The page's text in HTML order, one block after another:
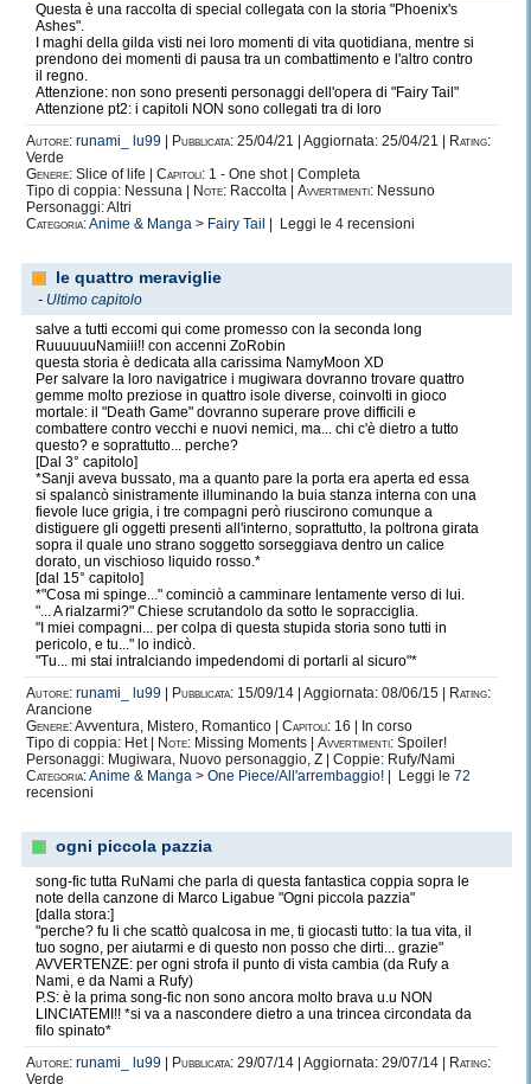
Questa è una raccolta di special collegata con la storia "Phoenix's
Ashes".
I maghi della gilda visti nei loro momenti di vita quotidiana, mentre si
prendono dei momenti di pausa tra un combattimento e l'altro contro
il regno.
Attenzione: non sono presenti personaggi dell'opera di "Fairy Tail"
Attenzione pt2: i capitoli NON sono collegati tra di loro
Autore: runami_ lu99 Pubblicata: 25/04/21 | Aggiornata: 25/04/21 |
Rating:
Verde
Genere: Slice of life | Capitoli: 1 - One shot | Completa
Tipo di coppia: Nessuna |
Note: Raccolta | Avvertimenti: Nessuno
Personaggi: Altri
Categoria:Anime & Manga > Fairy Tail | Leggi le 4 recensioni
le quattro meraviglie
- Ultimo capitolo
salve a tutti eccomi qui come promesso con la seconda long
RuuuuuuNamiii!! con accenni ZoRobin
questa storia è dedicata alla carissima NamyMoon XD
Per salvare la loro navigatrice i mugiwara dovranno trovare quattro
gemme molto preziose in quattro isole diverse, coinvolti in gioco
mortale: il "Death Game" dovranno superare prove difficili e
combattere contro vecchi e nuovi nemici, ma... chi c'è dietro a tutto
questo? e soprattutto... perche?
[Dal 3° capitolo]
*Sanji aveva bussato, ma a quanto pare la porta era aperta ed essa
si spalancò sinistramente illuminando la buia stanza interna con una
fievole luce grigia, i tre compagni però riuscirono comunque a
distiguere gli oggetti presenti all'interno, soprattutto, la poltrona girata
sopra il quale uno strano soggetto sorseggiava dentro un calice
dorato, un vischioso liquido rosso.*
[dal 15° capitolo]
*"Cosa mi spinge..." cominciò a camminare lentamente verso di lui.
"... A rialzarmi?" Chiese scrutandolo da sotto le sopracciglia.
"I miei compagni... per colpa di questa stupida storia sono tutti in
pericolo, e tu..." lo indicò.
"Tu... mi stai intralciando impedendomi di portarli al sicuro"*
Autore: runami_ lu99 Pubblicata: 15/09/14 | Aggiornata: 08/06/15 |
Rating:
Arancione
Genere:Avventura, Mistero, Romantico | Capitoli: 16 | In corso
Tipo di coppia: Het |
Note: Missing Moments | Avvertimenti: Spoiler!
Personaggi: Mugiwara, Nuovo personaggio, Z | Coppie: Rufy/Nami
Categoria:Anime & Manga > One Piece/All'arrembaggio! | Leggi le 72
recensioni
ogni piccola pazzia
song-fic tutta RuNami che parla di questa fantastica coppia sopra le
note della canzone di Marco Ligabue "Ogni piccola pazzia"
[dalla stora:]
"perche? fu li che scattò qualcosa in me, ti giocasti tutto: la tua vita, il
tuo sogno, per aiutarmi e di questo non posso che dirti... grazie"
AVVERTENZE: per ogni strofa il punto di vista cambia (da Rufy a
Nami, e da Nami a Rufy)
P.S: è la prima song-fic non sono ancora molto brava u.u NON
LINCIATEMI!! *si va a nascondere dietro a una trincea circondata da
filo spinato*
Autore: runami_ lu99 Pubblicata: 29/07/14 | Aggiornata: 29/07/14 |
Rating:
Verde